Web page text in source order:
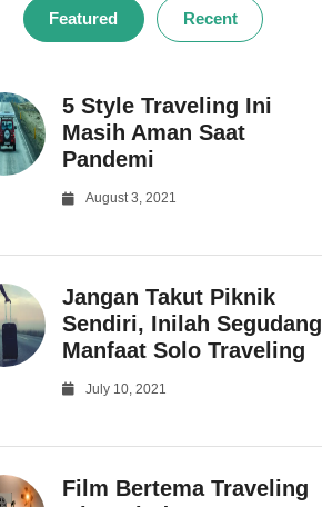
Featured Recent
5 Style Traveling Ini
Masih Aman Saat
Pandemi
August 3, 2021
Jangan Takut Piknik
Sendiri, Inilah Segudang
Manfaat Solo Traveling
July 10, 2021
Film Bertema Traveling